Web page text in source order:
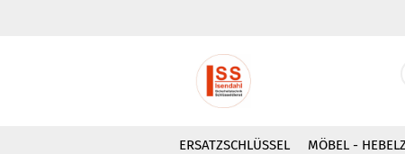
ERSATZSCHLÜSSEL MÖBEL -